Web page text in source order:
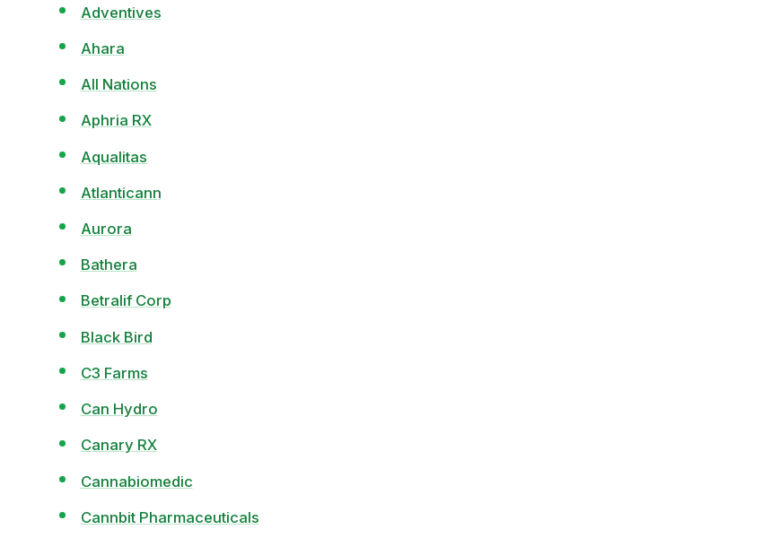
Adventives
Ahara
All Nations
Aphria RX
Aqualitas
Atlanticann
Aurora
Bathera
Betralif Corp
Black Bird
C3 Farms
Can Hydro
Canary RX
Cannabiomedic
Cannbit Pharmaceuticals